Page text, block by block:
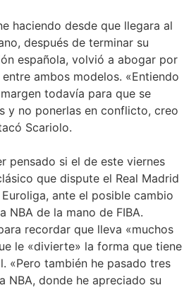
haciendo desde que llegara al
después de terminar su
española, volvió a abogar por
ambos modelos. «Entiendo
todavía para que se
y no ponerlas en conflicto, creo
Scariolo.
pensado si el de este viernes
que dispute el Real Madrid
ante el posible cambio
NBA de la mano de FIBA.
recordar que lleva «muchos
le «divierte» la forma que tiene
«Pero también he pasado tres
NBA, donde he apreciado su